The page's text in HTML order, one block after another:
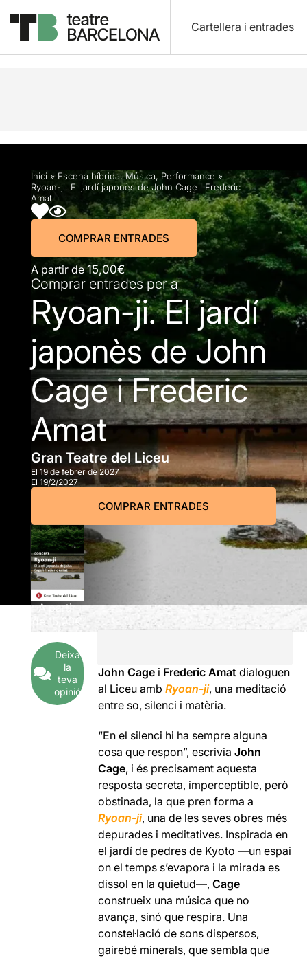
Cartellera i entrades
Descripció Horaris Fitxa artística Info
Inici » Escena híbrida,Música, Performance »
Ryoan-ji. El jardí japonès de John Cage i Frederic
Amat
A partir de15,00€
COMPRAR ENTRADES
Comprar entrades per a
Ryoan-ji. El jardí
japonès de John
Cage i Frederic
Amat
Gran Teatre del Liceu
El 19 de febrer de 2027
El 19/2/2027
COMPRAR ENTRADES
A partir
de 15,00€
Deixa
la
teva
opinió
John Cage i Frederic Amat dialoguen
al Liceu amb Ryoan-ji, una meditació
entre so, silenci i matèria.
“En el silenci hi ha sempre alguna
cosa que respon”, escriviaJohn
Cage, i és precisament aquesta
resposta secreta, imperceptible, però
obstinada, la que pren forma a
Ryoan-ji, una de les seves obres més
depurades i meditatives. Inspirada en
el jardí de pedres de Kyoto —un espai
on el temps s’evapora i la mirada es
dissol en la quietud—,Cage
construeix una música que no
avança, sinó que respira. Una
constel·lació de sons dispersos,
gairebé minerals, que sembla que